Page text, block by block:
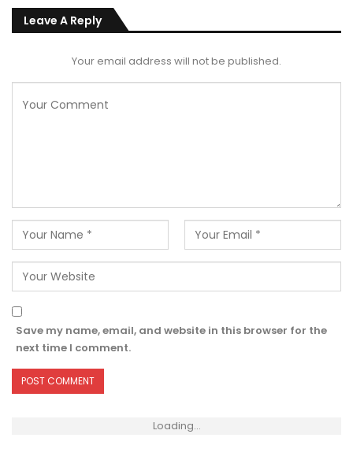
Leave A Reply
Your email address will not be published.
Save my name, email, and website in this browser for the
next time I comment.
Loading...